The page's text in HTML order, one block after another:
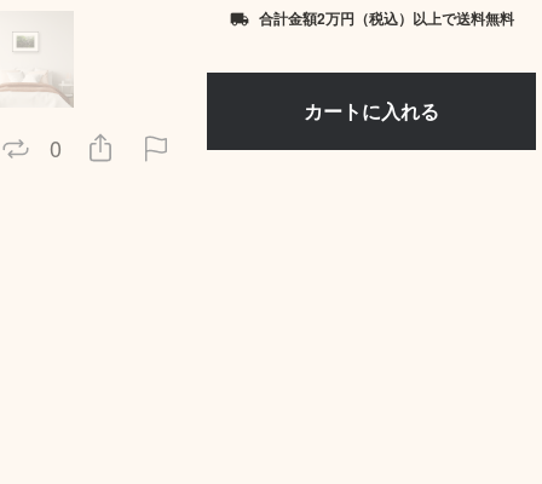
0
local_shipping 合計金額2万円（税込）以上で送料無料